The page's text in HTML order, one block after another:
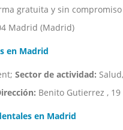
gratuita y sin
Madrid (Madrid)
en Madrid
Sector de actividad:
Benito Gutierrez ,
en Madrid